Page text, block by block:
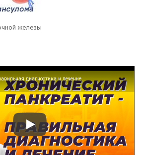
железы
диагностика и лечение.